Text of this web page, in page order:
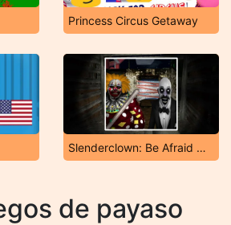
Princess Circus Getaway
Slenderclown: Be Afraid Of It!
de payaso